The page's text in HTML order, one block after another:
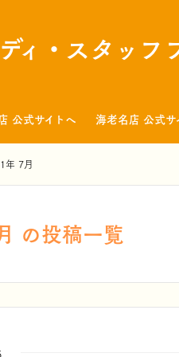
ィ・スタッフ
公式サイトへ 海老名店 公式サ
年 7月
の投稿一覧